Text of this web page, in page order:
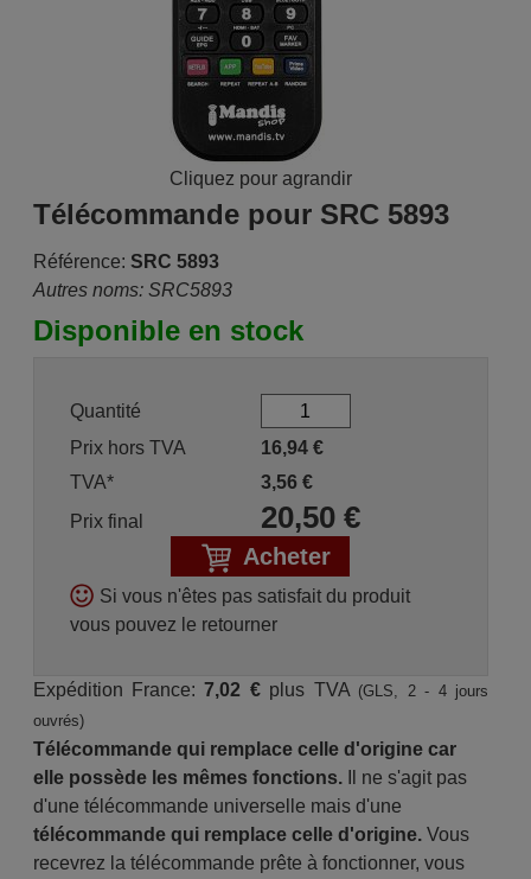
Cliquez pour agrandir
Télécommande pour SRC 5893
Référence: SRC 5893
Autres noms: SRC5893
Disponible en stock
Quantité
Prix hors TVA
16,94€
TVA*
3,56€
Prix final
20,50€
Acheter
Si vous n'êtes pas satisfait du produit
vous pouvez le retourner
Expédition France:7,02 €plus TVA (GLS, 2 - 4 jours
ouvrés)
Télécommande qui remplace celle d'origine car
elle possède les mêmes fonctions.Il ne s'agit pas
d'une télécommande universelle mais d'une
télécommande qui remplace celle d'origine.Vous
recevrez la télécommande prête à fonctionner, vous